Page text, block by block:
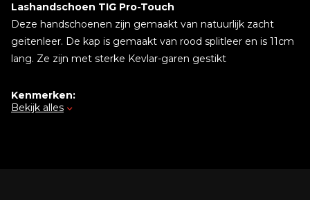
Lashandschoen TIG Pro-Touch
Deze handschoenen zijn gemaakt van natuurlijk zacht
geitenleer. De kap is gemaakt van rood splitleer en is 11cm
lang. Ze zijn met sterke Kevlar-garen gestikt
Kenmerken:
Bekijk alles